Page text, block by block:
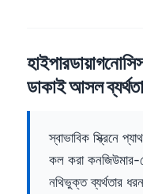
ডাকাই আসল
স্বাভাবিক স্ক্রিনে
কল করা কনজিউমার-
নথিভুক্ত ব্যর্থতার
Português
Ελληνικά
Türkçe
简体中文
فارسی